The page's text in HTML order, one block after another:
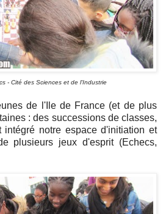
- Cité des Sciences et de l'Industrie
de l'Ile de France (et de plus
: des successions de classes,
notre espace d'initiation et
plusieurs jeux d'esprit (Echecs,